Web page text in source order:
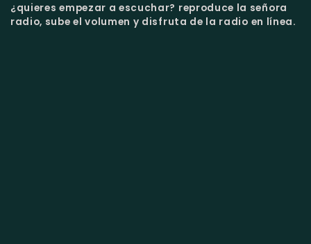
¿quieres empezar a escuchar? reproduce la señora
radio, sube el volumen y disfruta de la radio en línea.